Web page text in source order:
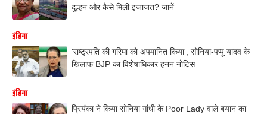
दुल्हन और कैसे मिली इजाजत? जानें
इंडिया
'राष्ट्रपति की गरिमा को अपमानित किया', सोनिया-पप्पू यादव के
खिलाफ BJP का विशेषाधिकार हनन नोटिस
इंडिया
प्रियंका ने किया सोनिया गांधी के Poor Lady वाले बयान का